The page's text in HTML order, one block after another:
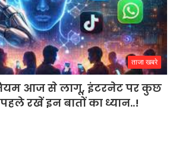
ताजा खबरे
आज से लागू, इंटरनेट पर कुछ
रखें इन बातों का ध्यान..!